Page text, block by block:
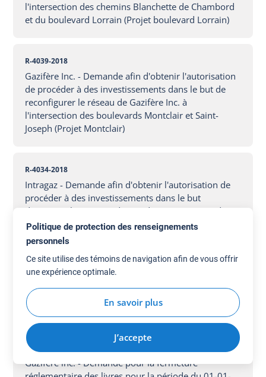
Politique de protection des renseignements
personnels
Ce site utilise des témoins de navigation afin de vous offrir
une expérience optimale.
En savoir plus
J’accepte
l'intersection des chemins Blanchette de Chambord
et du boulevard Lorrain (Projet boulevard Lorrain)
R-4039-2018
Gazifère Inc. - Demande afin d'obtenir l'autorisation
de procéder à des investissements dans le but de
reconfigurer le réseau de Gazifère Inc. à
l'intersection des boulevards Montclair et Saint-
Joseph (Projet Montclair)
R-4034-2018
Intragaz - Demande afin d'obtenir l'autorisation de
procéder à des investissements dans le but
d'accroître la capacité du site d'emmagasinage de
Pointe-du-Lac
R-4033-2018
Énergir - Demande d’autorisation pour réaliser un
projet d’extension de réseau pour une station de gaz
naturel compressé à Laval
R-4032-2018
Gazifère inc. - Demande pour la fermeture